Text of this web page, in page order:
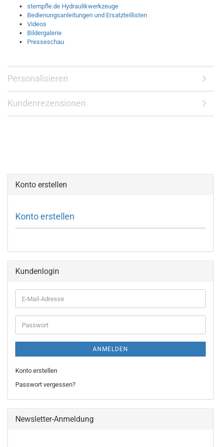
stempfle.de Hydraulikwerkzeuge
Bedienungsanleitungen und Ersatzteillisten
Videos
Bildergalerie
Presseschau
Personalisieren
Kundenrezensionen
Konto erstellen
Konto erstellen
Kundenlogin
E-
Mail-
Adresse
Passwort
ANMELDEN
Konto erstellen
Passwort vergessen?
Newsletter-Anmeldung